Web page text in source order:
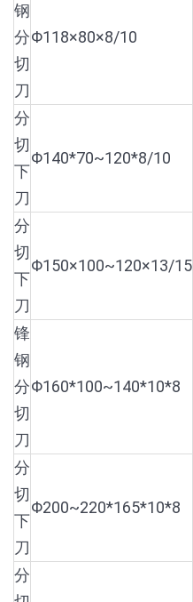
钢
分
切
刀
Φ118×80×8/10
分
切
下
刀
Φ140*70~120*8/10
分
切
下
刀
Φ150×100~120×13/15
锋
钢
分
切
刀
Φ160*100~140*10*8
分
切
下
刀
Φ200~220*165*10*8
分